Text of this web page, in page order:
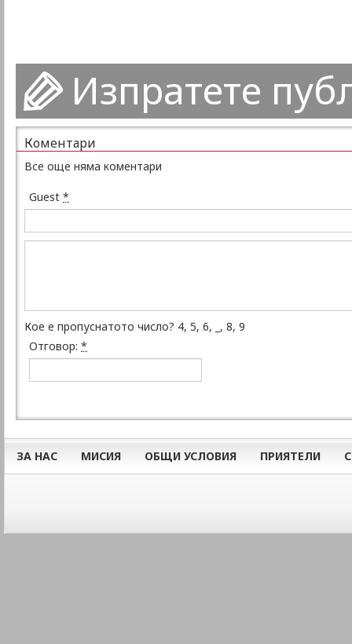
Изпратете
Коментари
Все още няма коментари
Guest *
Кое е пропуснатото число? 4, 5, 6, _, 8, 9
Отговор: *
ЗА НАС МИСИЯ ОБЩИ УСЛОВИЯ ПРИЯТЕЛИ